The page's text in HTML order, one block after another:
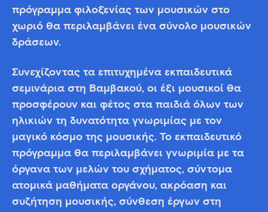
πρόγραμμα φιλοξενίας των μουσικών στο
χωριό θα περιλαμβάνει ένα σύνολο μουσικών
δράσεων.
Συνεχίζοντας τα επιτυχημένα εκπαιδευτικά
σεμινάρια στη Βαμβακού, οι έξι μουσικοί θα
προσφέρουν και φέτος στα παιδιά όλων των
ηλικιών τη δυνατότητα γνωριμίας με τον
μαγικό κόσμο της μουσικής. Το εκπαιδευτικό
πρόγραμμα θα περιλαμβάνει γνωριμία με τα
όργανα των μελών του σχήματος, σύντομα
ατομικά μαθήματα οργάνου, ακρόαση και
συζήτηση μουσικής, σύνθεση έργων στη